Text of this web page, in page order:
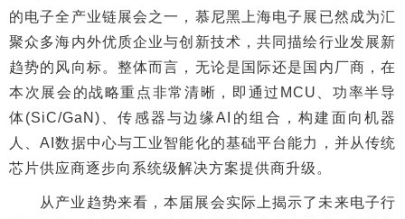
的电子全产业链展会之一，慕尼黑上海电子展已然成为汇
聚众多海内外优质企业与创新技术，共同描绘行业发展新
趋势的风向标。整体而言，无论是国际还是国内厂商，在
本次展会的战略重点非常清晰，即通过MCU、功率半导
体(SiC/GaN)、传感器与边缘AI的组合，构建面向机器
人、AI数据中心与工业智能化的基础平台能力，并从传统
芯片供应商逐步向系统级解决方案提供商升级。
从产业趋势来看，本届展会实际上揭示了未来电子行